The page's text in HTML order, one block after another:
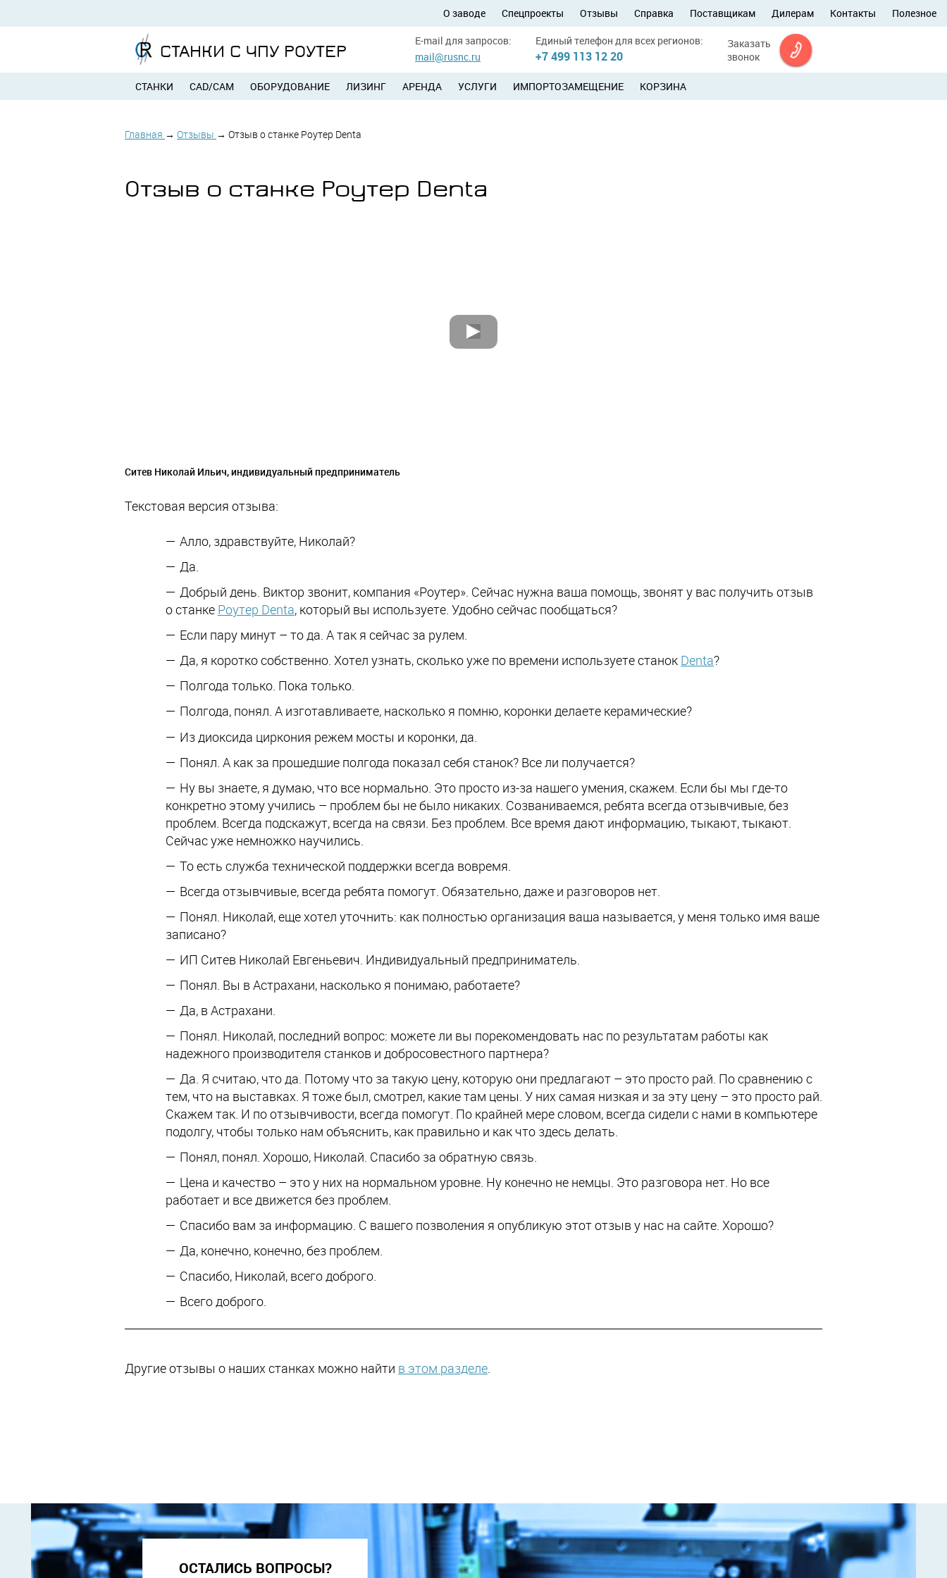
О заводе Спецпроекты Отзывы Справка Поставщикам Дилерам Контакты Полезное
СТАНКИ С ЧПУ РОУТЕР
E-mail для запросов:
mail@rusnc.ru
Единый телефон для всех регионов:
+7 499 113 12 20
Заказать
звонок
СТАНКИ CAD/CAM ОБОРУДОВАНИЕ ЛИЗИНГ АРЕНДА УСЛУГИ ИМПОРТОЗАМЕЩЕНИЕ КОРЗИНА
Главная → Отзывы → Отзыв о станке Роутер Denta
Отзыв о станке Роутер Denta
Ситев Николай Ильич, индивидуальный предприниматель
Текстовая версия отзыва:
Алло, здравствуйте, Николай?
Да.
Добрый день. Виктор звонит, компания «Роутер». Сейчас нужна ваша помощь, звонят у вас получить отзыв
о станке Роутер Denta, который вы используете. Удобно сейчас пообщаться?
Если пару минут – то да. А так я сейчас за рулем.
Да, я коротко собственно. Хотел узнать, сколько уже по времени используете станок Denta?
Полгода только. Пока только.
Полгода, понял. А изготавливаете, насколько я помню, коронки делаете керамические?
Из диоксида циркония режем мосты и коронки, да.
Понял. А как за прошедшие полгода показал себя станок? Все ли получается?
Ну вы знаете, я думаю, что все нормально. Это просто из-за нашего умения, скажем. Если бы мы где-то
конкретно этому учились – проблем бы не было никаких. Созваниваемся, ребята всегда отзывчивые, без
проблем. Всегда подскажут, всегда на связи. Без проблем. Все время дают информацию, тыкают, тыкают.
Сейчас уже немножко научились.
То есть служба технической поддержки всегда вовремя.
Всегда отзывчивые, всегда ребята помогут. Обязательно, даже и разговоров нет.
Понял. Николай, еще хотел уточнить: как полностью организация ваша называется, у меня только имя ваше
записано?
ИП Ситев Николай Евгеньевич. Индивидуальный предприниматель.
Понял. Вы в Астрахани, насколько я понимаю, работаете?
Да, в Астрахани.
Понял. Николай, последний вопрос: можете ли вы порекомендовать нас по результатам работы как
надежного производителя станков и добросовестного партнера?
Да. Я считаю, что да. Потому что за такую цену, которую они предлагают – это просто рай. По сравнению с
тем, что на выставках. Я тоже был, смотрел, какие там цены. У них самая низкая и за эту цену – это просто рай.
Скажем так. И по отзывчивости, всегда помогут. По крайней мере словом, всегда сидели с нами в компьютере
подолгу, чтобы только нам объяснить, как правильно и как что здесь делать.
Понял, понял. Хорошо, Николай. Спасибо за обратную связь.
Цена и качество – это у них на нормальном уровне. Ну конечно не немцы. Это разговора нет. Но все
работает и все движется без проблем.
Спасибо вам за информацию. С вашего позволения я опубликую этот отзыв у нас на сайте. Хорошо?
Да, конечно, конечно, без проблем.
Спасибо, Николай, всего доброго.
Всего доброго.
Другие отзывы о наших станках можно найти в этом разделе.
ОСТАЛИСЬ ВОПРОСЫ?